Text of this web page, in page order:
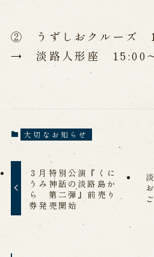
南あわじ市の伝統芸能
ご利用案内
営業日時・料金
お問い合わせ
よくあるご質問
メー
お電話でお問い合わせ
② うずしおクルーズ
→ 淡路人形座 15:00
大切なお知らせ
３月特別公演『くに
うみ神話の淡路島か
ら 第二弾』前売り
券発売開始